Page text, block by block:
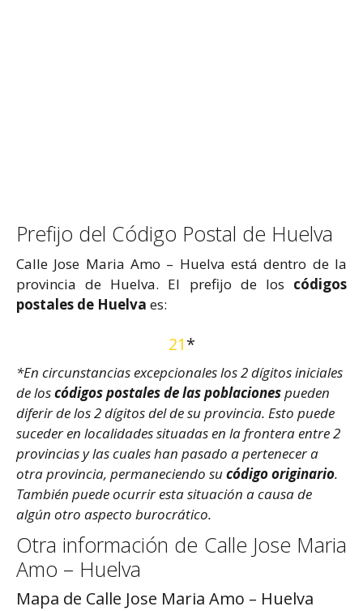
Prefijo del Código Postal de Huelva
Calle Jose Maria Amo – Huelva está dentro de la
provincia de Huelva. El prefijo de los códigos
postales de Huelva es:
21*
*En circunstancias excepcionales los 2 dígitos iniciales
de loscódigos postales de las poblacionespueden
diferir de los 2 dígitos del de su provincia. Esto puede
suceder en localidades situadas en la frontera entre 2
provincias y las cuales han pasado a pertenecer a
otra provincia, permaneciendo sucódigo originario.
También puede ocurrir esta situación a causa de
algún otro aspecto burocrático.
Otra información de Calle Jose Maria
Amo – Huelva
Mapa de Calle Jose Maria Amo – Huelva